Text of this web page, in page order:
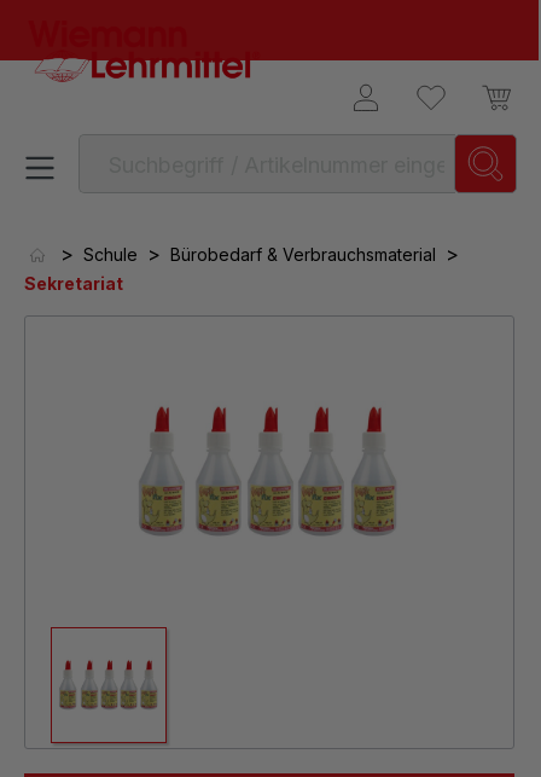
> Schule > Bürobedarf & Verbrauchsmaterial >
Sekretariat